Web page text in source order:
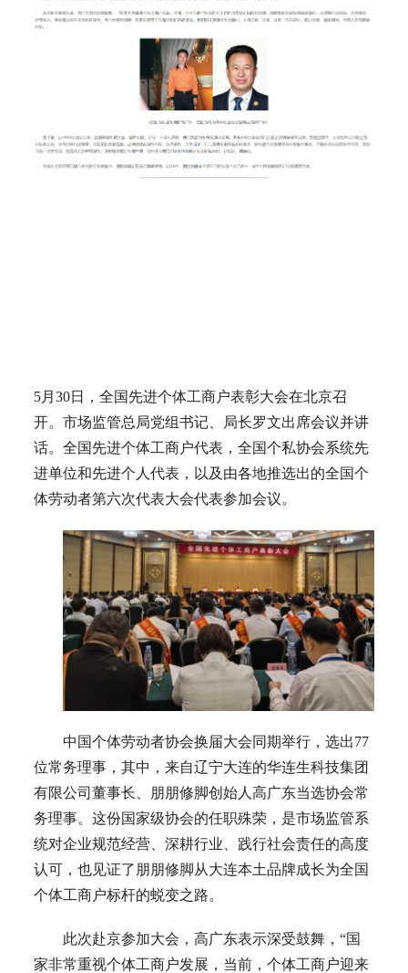
5月30日，全国先进个体工商户表彰大会在北京召
开。市场监管总局党组书记、局长罗文出席会议并讲
话。全国先进个体工商户代表，全国个私协会系统先
进单位和先进个人代表，以及由各地推选出的全国个
体劳动者第六次代表大会代表参加会议。
中国个体劳动者协会换届大会同期举行，选出77
位常务理事，其中，来自辽宁大连的华连生科技集团
有限公司董事长、朋朋修脚创始人高广东当选协会常
务理事。这份国家级协会的任职殊荣，是市场监管系
统对企业规范经营、深耕行业、践行社会责任的高度
认可，也见证了朋朋修脚从大连本土品牌成长为全国
个体工商户标杆的蜕变之路。
此次赴京参加大会，高广东表示深受鼓舞，“国
家非常重视个体工商户发展，当前，个体工商户迎来